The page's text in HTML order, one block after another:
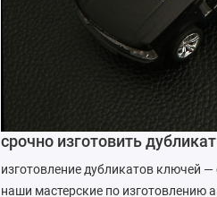
срочно изготовить
изготовление дубликатов ключей
наши мастерские по изготовлению